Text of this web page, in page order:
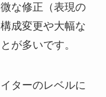
な修正（表現の
成変更や大幅な
が多いです。
ターのレベルに